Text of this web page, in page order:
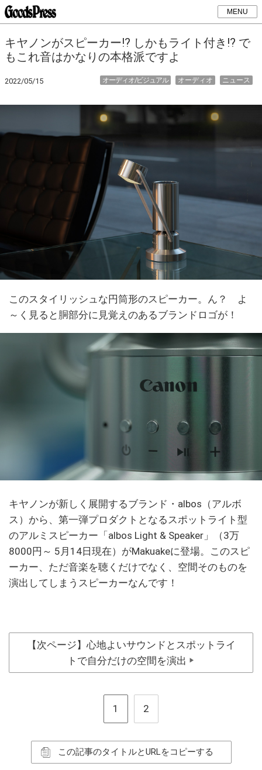
MENU
キヤノンがスピーカー!? しかもライト付き!? で
もこれ音はかなりの本格派ですよ
2022/05/15 ニュース
オーディオ
オーディオ/ビジュアル
このスタイリッシュな円筒形のスピーカー。ん？ よ
～く見ると胴部分に見覚えのあるブランドロゴが！
キヤノンが新しく展開するブランド・albos（アルボ
ス）から、第一弾プロダクトとなるスポットライト型
のアルミスピーカー「albos Light & Speaker」（3万
8000円～ 5月14日現在）がMakuakeに登場。このスピ
ーカー、ただ音楽を聴くだけでなく、空間そのものを
演出してしまうスピーカーなんです！
【次ページ】心地よいサウンドとスポットライ
トで自分だけの空間を演出
▶
1 2
この記事のタイトルとURLをコピーする